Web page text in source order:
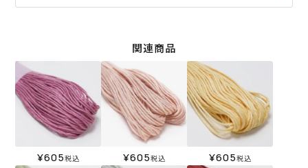
関連商品
¥605税込 ¥605税込 ¥605税込